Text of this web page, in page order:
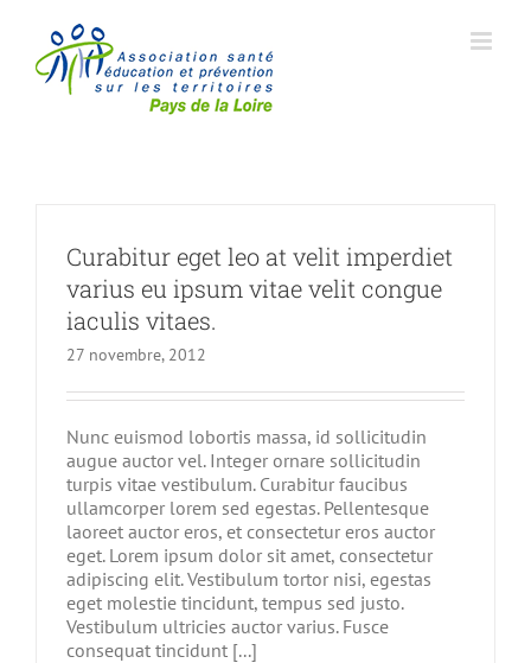
contenu
Curabitur eget leo at velit imperdiet
varius eu ipsum vitae velit congue
iaculis vitaes.
27 novembre, 2012
Nunc euismod lobortis massa, id sollicitudin
augue auctor vel. Integer ornare sollicitudin
turpis vitae vestibulum. Curabitur faucibus
ullamcorper lorem sed egestas. Pellentesque
laoreet auctor eros, et consectetur eros auctor
eget. Lorem ipsum dolor sit amet, consectetur
adipiscing elit. Vestibulum tortor nisi, egestas
eget molestie tincidunt, tempus sed justo.
Vestibulum ultricies auctor varius. Fusce
consequat tincidunt [...]